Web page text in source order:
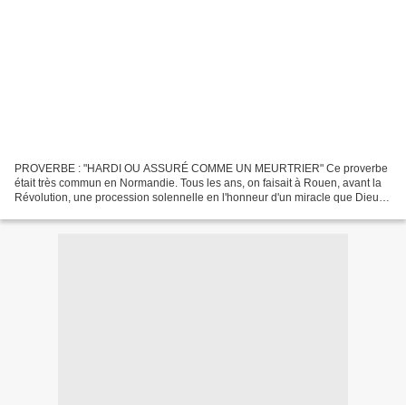
PROVERBE : "HARDI OU ASSURÉ COMME UN MEURTRIER" Ce proverbe
était très commun en Normandie. Tous les ans, on faisait à Rouen, avant la
Révolution, une procession solennelle en l'honneur d'un miracle que Dieu fit